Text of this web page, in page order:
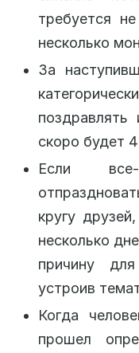
требуется
несколько
За
скоро будет
Если
кругу
несколько
причину
устроив
Когда
прошел